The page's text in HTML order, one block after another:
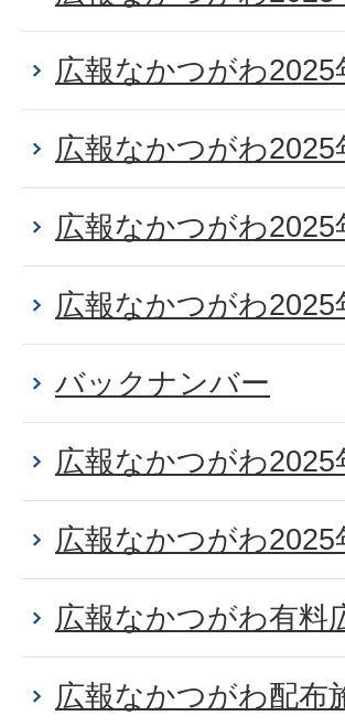
広報なかつがわ2025
広報なかつがわ2025
広報なかつがわ2025
広報なかつがわ2025
バックナンバー
広報なかつがわ2025
広報なかつがわ2025
広報なかつがわ有料
広報なかつがわ配布